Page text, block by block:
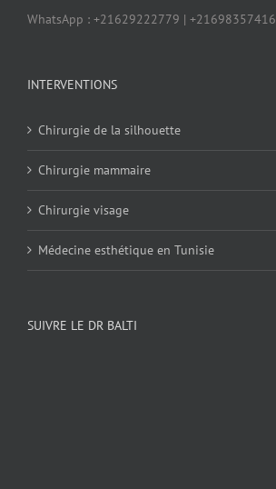
WhatsApp : +21629222779 | +21698357416
INTERVENTIONS
Chirurgie de la silhouette
Chirurgie mammaire
Chirurgie visage
Médecine esthétique en Tunisie
SUIVRE LE DR BALTI